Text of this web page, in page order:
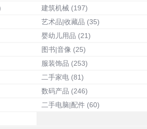
建筑机械 (197)
艺术品|收藏品 (35)
婴幼儿用品 (21)
图书|音像 (25)
服装饰品 (253)
二手家电 (81)
数码产品 (246)
二手电脑|配件 (60)